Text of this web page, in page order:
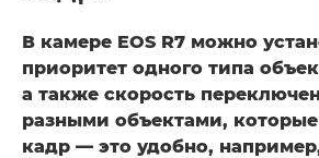
В камере EOS R7 можно
приоритет одного типа
а также скорость
разными объектами,
кадр — это удобно,